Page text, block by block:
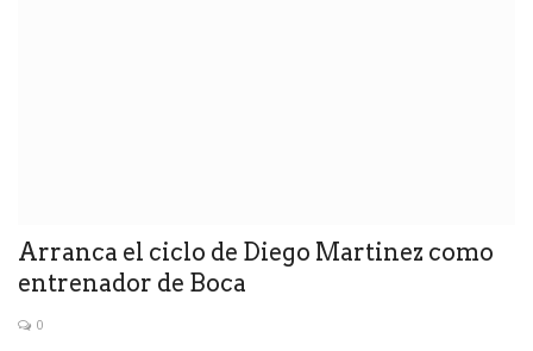
Arranca el ciclo de Diego Martinez como
entrenador de Boca
0